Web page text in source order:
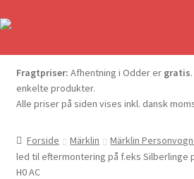
Fragtpriser: Afhentning i Odder er gratis
enkelte produkter.
Alle priser på siden vises inkl. dansk
Forside Märklin Märklin
led til eftermontering på f.eks Silberlinge
H0 AC